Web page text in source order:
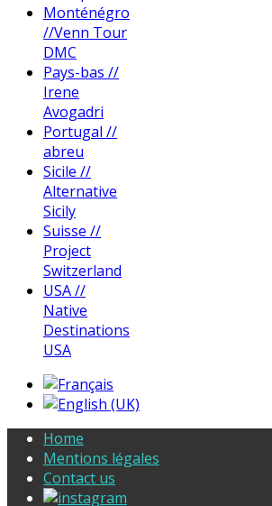
Monténégro
//Venn Tour
DMC
Pays-bas //
Irene
Avogadri
Portugal //
abreu
Sicile //
Alternative
Sicily
Suisse //
Project
Switzerland
USA //
Native
Destinations
USA
Home
Mentions légales
Contact us